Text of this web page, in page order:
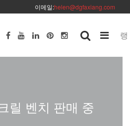
이메일:helen@dgfaxiang.com
랭
릴 벤치 판매 중